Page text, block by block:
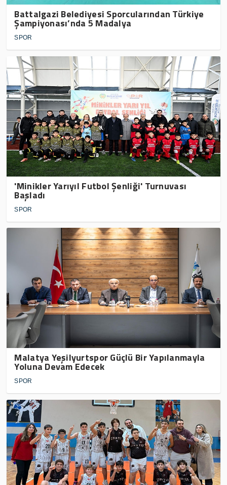
Battalgazi Belediyesi Sporcularından Türkiye
Şampiyonası’nda 5 Madalya
SPOR
'Minikler Yarıyıl Futbol Şenliği' Turnuvası
Başladı
SPOR
Malatya Yeşilyurtspor Güçlü Bir Yapılanmayla
Yoluna Devam Edecek
SPOR